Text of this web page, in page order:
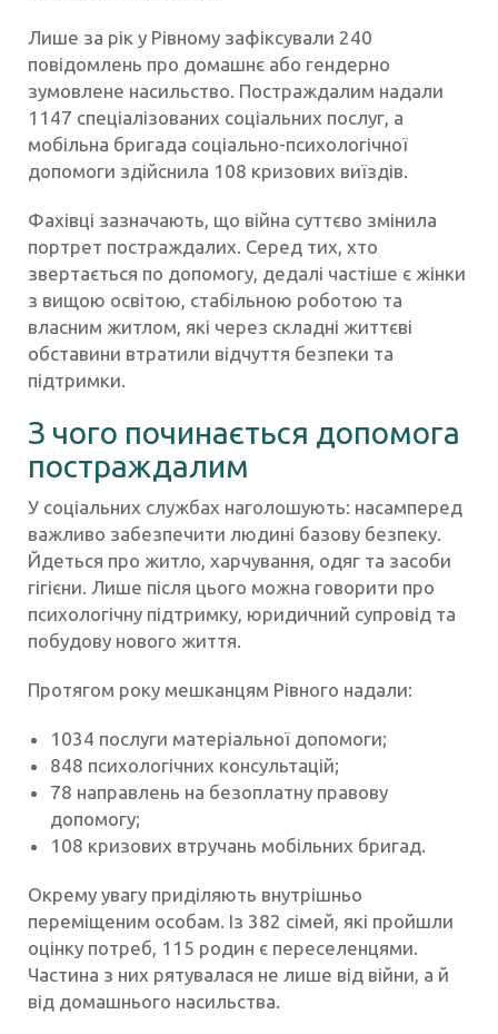
Лише за рік у Рівному зафіксували 240
повідомлень про домашнє або гендерно
зумовлене насильство. Постраждалим надали
1147 спеціалізованих соціальних послуг, а
мобільна бригада соціально-психологічної
допомоги здійснила 108 кризових виїздів.
Фахівці зазначають, що війна суттєво змінила
портрет постраждалих. Серед тих, хто
звертається по допомогу, дедалі частіше є жінки
з вищою освітою, стабільною роботою та
власним житлом, які через складні життєві
обставини втратили відчуття безпеки та
підтримки.
З чого починається допомога
постраждалим
У соціальних службах наголошують: насамперед
важливо забезпечити людині базову безпеку.
Йдеться про житло, харчування, одяг та засоби
гігієни. Лише після цього можна говорити про
психологічну підтримку, юридичний супровід та
побудову нового життя.
Протягом року мешканцям Рівного надали:
1034 послуги матеріальної допомоги;
848 психологічних консультацій;
78 направлень на безоплатну правову
допомогу;
108 кризових втручань мобільних бригад.
Окрему увагу приділяють внутрішньо
переміщеним особам. Із 382 сімей, які пройшли
оцінку потреб, 115 родин є переселенцями.
Частина з них рятувалася не лише від війни, а й
від домашнього насильства.